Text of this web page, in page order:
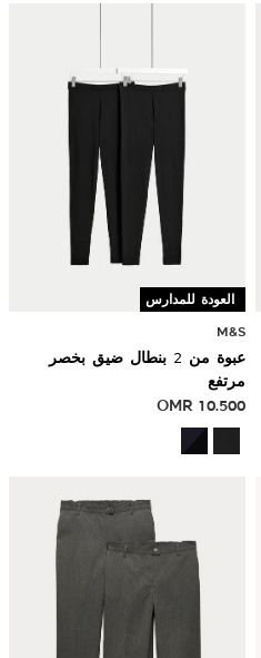
العودة للمدارس
M&S
عبوة من 2 بنطال ضيق بخصر
مرتفع
OMR 10.500